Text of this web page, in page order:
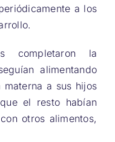
a los
completaron la
alimentando
materna a sus hijos
el resto habían
otros alimentos,